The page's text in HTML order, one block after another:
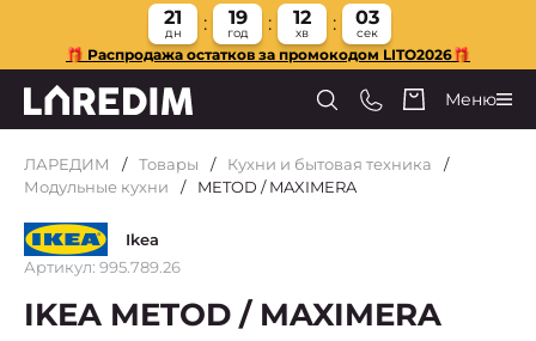
21
дн
19
год
12
хв
03
сек
🎁 Распродажа остатков за промокодом LITO2026🎁
Меню
ЛАРЕДИМ Товары
Кухни и бытовая техника
Модульные кухни
METOD / MAXIMERA
Ikea
Артикул: 995.789.26
IKEA METOD / MAXIMERA